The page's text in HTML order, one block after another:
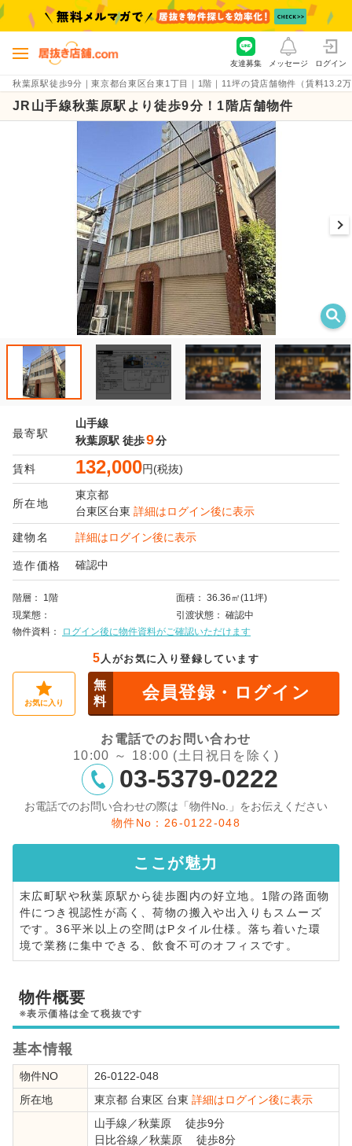
秋葉原駅徒歩9分｜東京都台東区台東1丁目｜1階｜11坪の貸店舗物件（賃料13.2
友達募集 メッセージ ログイン
JR山手線秋葉原駅より徒歩9分！1階店舗物件
最寄駅
山手線
秋葉原駅 徒歩9分
賃料 132,000円(税抜)
所在地
東京都
台東区台東 詳細はログイン後に表示
建物名 詳細はログイン後に表示
造作価格 確認中
階層 1階 面積
36.36㎡(11坪)
現業態
引渡状態
確認中
物件資料
ログイン後に物件資料がご確認いただけます
5 人がお気に入り登録しています
お気に入り
無
料
会員登録・ログイン
お電話でのお問い合わせ
10:00 ～ 18:00 (土日祝日を除く)
03-5379-0222
お電話でのお問い合わせの際は「物件No.」をお伝えください
物件No：26-0122-048
ここが魅力
末広町駅や秋葉原駅から徒歩圏内の好立地。1階の路面物
件につき視認性が高く、荷物の搬入や出入りもスムーズ
です。36平米以上の空間はPタイル仕様。落ち着いた環
境で業務に集中できる、飲食不可のオフィスです。
物件概要
※表示価格は全て税抜です
基本情報
物件NO
26-0122-048
所在地
東京都 台東区 台東 詳細はログイン後に表示
山手線 ／秋葉原 徒歩9分
日比谷線 ／秋葉原 徒歩8分